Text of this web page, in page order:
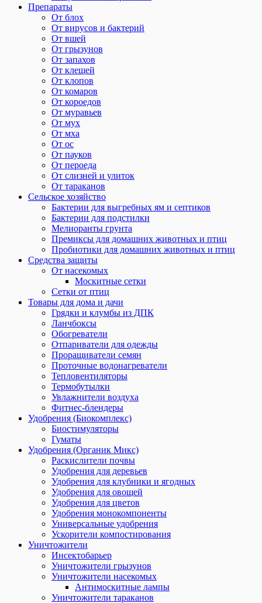
Препараты
От блох
От вирусов и бактерий
От вшей
От грызунов
От запахов
От клещей
От клопов
От комаров
От короедов
От муравьев
От мух
От мха
От ос
От пауков
От пероеда
От слизней и улиток
От тараканов
Сельское хозяйство
Бактерии для выгребных ям и септиков
Бактерии для подстилки
Мелиоранты грунта
Премиксы для домашних животных и птиц
Пробиотики для домашних животных и птиц
Средства защиты
От насекомых
Москитные сетки
Сетки от птиц
Товары для дома и дачи
Грядки и клумбы из ДПК
Ланчбоксы
Обогреватели
Отпариватели для одежды
Проращиватели семян
Проточные водонагреватели
Тепловентиляторы
Термобутылки
Увлажнители воздуха
Фитнес-блендеры
Удобрения (Биокомплекс)
Биостимуляторы
Гуматы
Удобрения (Органик Микс)
Раскислители почвы
Удобрения для деревьев
Удобрения для клубники и ягодных
Удобрения для овощей
Удобрения для цветов
Удобрения монокомпоненты
Универсальные удобрения
Ускорители компостирования
Уничтожители
Инсектобарьер
Уничтожители грызунов
Уничтожители насекомых
Антимоскитные лампы
Уничтожители тараканов